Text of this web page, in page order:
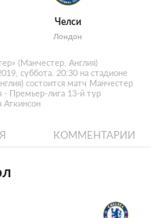
Челси
Лондон
(Манчестер, Англия)
суббота. 20:30 на стадионе
состоится матч Манчестер
- Премьер-лига 13-й тур
Аткинсон
КОММЕНТАРИИ